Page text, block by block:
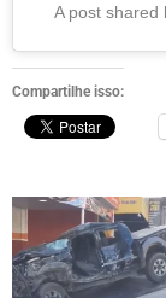
A post shared
Compartilhe isso: